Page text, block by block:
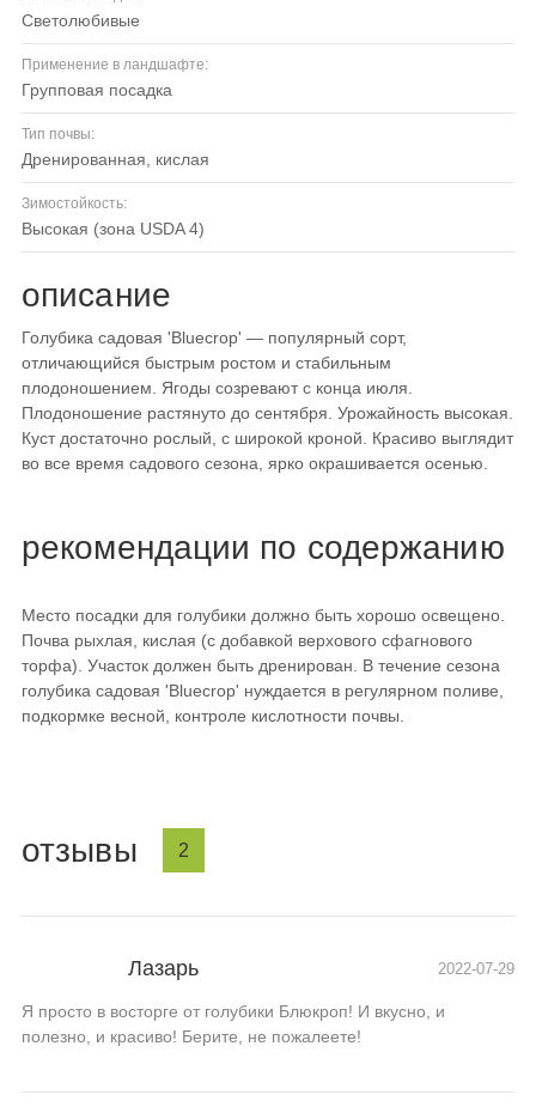
светолюбивые
Применение в ландшафте:
групповая посадка
Тип почвы:
дренированная, кислая
Зимостойкость:
высокая (зона USDA 4)
описание
Голубика садовая 'Bluecrop' — популярный сорт,
отличающийся быстрым ростом и стабильным
плодоношением. Ягоды созревают с конца июля.
Плодоношение растянуто до сентября. Урожайность высокая.
Куст достаточно рослый, с широкой кроной. Красиво выглядит
во все время садового сезона, ярко окрашивается осенью.
рекомендации по содержанию
Место посадки для голубики должно быть хорошо освещено.
Почва рыхлая, кислая (с добавкой верхового сфагнового
торфа). Участок должен быть дренирован. В течение сезона
голубика садовая 'Bluecrop' нуждается в регулярном поливе,
подкормке весной, контроле кислотности почвы.
отзывы 2
Лазарь 2022-07-29
Я просто в восторге от голубики Блюкроп! И вкусно, и
полезно, и красиво! Берите, не пожалеете!